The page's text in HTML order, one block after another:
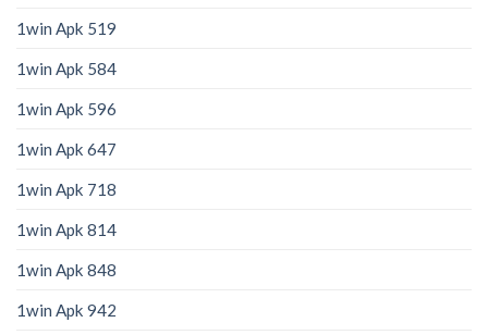
1win Apk 519
1win Apk 584
1win Apk 596
1win Apk 647
1win Apk 718
1win Apk 814
1win Apk 848
1win Apk 942